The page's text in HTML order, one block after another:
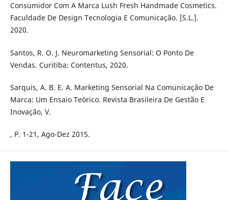
Consumidor Com A Marca Lush Fresh Handmade Cosmetics.
Faculdade De Design Tecnologia E Comunicação. [S.L.].
2020.
Santos, R. O. J. Neuromarketing Sensorial: O Ponto De
Vendas. Curitiba: Contentus, 2020.
Sarquis, A. B. E. A. Marketing Sensorial Na Comunicação De
Marca: Um Ensaio Teórico. Revista Brasileira De Gestão E
Inovação, V.
, P. 1-21, Ago-Dez 2015.